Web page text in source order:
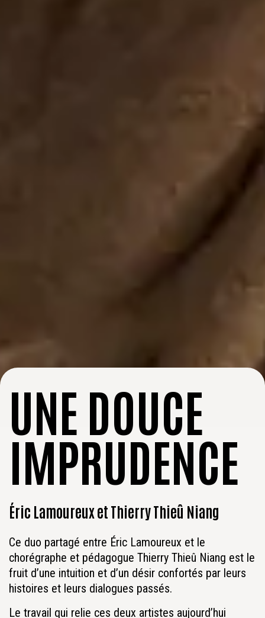
UNE DOUCE
IMPRUDENCE
Éric Lamoureux et Thierry Thieû Niang
Ce duo partagé entre Éric Lamoureux et le
chorégraphe et pédagogue Thierry Thieû Niang est le
fruit d’une intuition et d’un désir confortés par leurs
histoires et leurs dialogues passés.
Le travail qui relie ces deux artistes aujourd’hui